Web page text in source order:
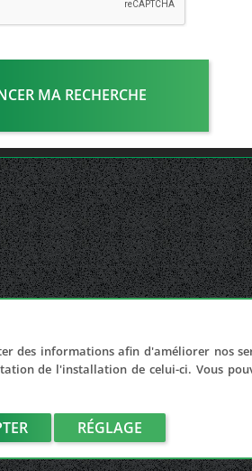
MA RECHERCHE
des informations afin d'améliorer nos
de l'installation de celui-ci. Vous
RÉGLAGE